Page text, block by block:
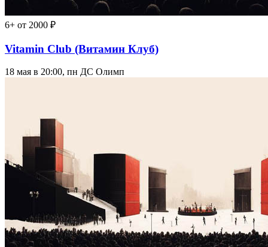
6+ от 2000 ₽
Vitamin Club (Витамин Клуб)
18 мая в 20:00, пн ДС Олимп